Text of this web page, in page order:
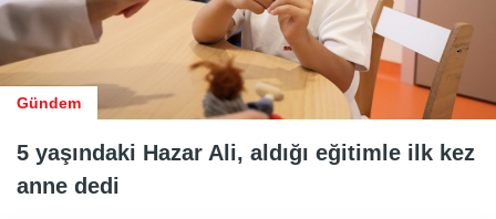
Gündem
5 yaşındaki Hazar Ali, aldığı eğitimle ilk kez
anne dedi